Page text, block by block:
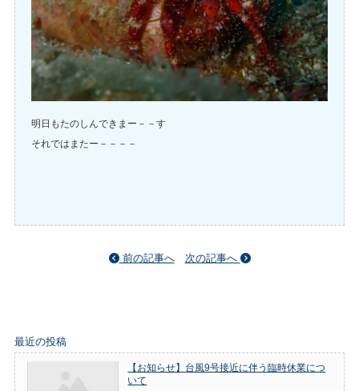
明日もたのしんできまー－－す
それではまたー－－－－
前の記事へ 次の記事へ
最近の投稿
【お知らせ】台風9号接近に伴う臨時休業につ
いて